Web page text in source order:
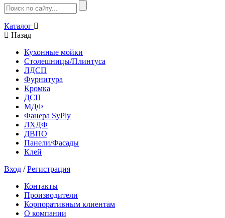
Каталог
Назад
Кухонные мойки
Столешницы/Плинтуса
ЛДСП
Фурнитура
Кромка
ДСП
МДФ
Фанера SyPly
ЛХДФ
ДВПО
Панели/Фасады
Клей
Вход /Регистрация
Контакты
Производители
Корпоративным клиентам
О компании